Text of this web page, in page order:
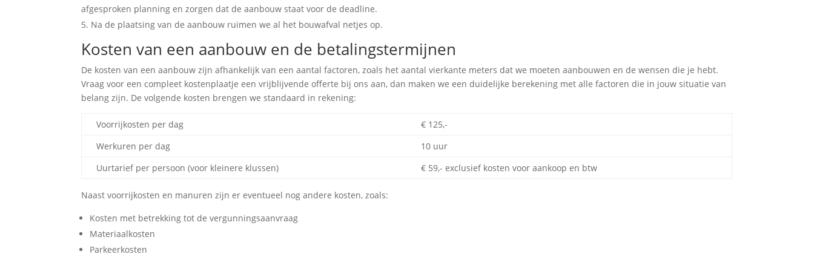
afgesproken planning en zorgen dat de aanbouw staat voor de deadline.
Na de plaatsing van de aanbouw ruimen we al het bouwafval netjes op.
Kosten van een aanbouw en de betalingstermijnen
De kosten van een aanbouw zijn afhankelijk van een aantal factoren, zoals het aantal vierkante meters dat we moeten aanbouwen en de wensen die je hebt.
Vraag voor een compleet kostenplaatje een vrijblijvende offerte bij ons aan, dan maken we een duidelijke berekening met alle factoren die in jouw situatie van
belang zijn. De volgende kosten brengen we standaard in rekening:
Voorrijkosten per dag
€ 125,-
Werkuren per dag
10 uur
Uurtarief per persoon (voor kleinere klussen)
€ 59,- exclusief kosten voor aankoop en btw
Naast voorrijkosten en manuren zijn er eventueel nog andere kosten, zoals:
Kosten met betrekking tot de vergunningsaanvraag
Materiaalkosten
Parkeerkosten